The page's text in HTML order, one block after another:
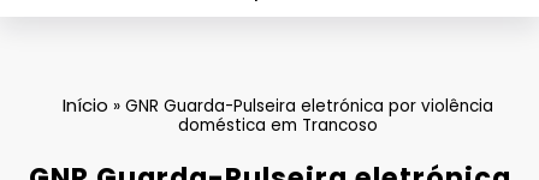
Início » GNR Guarda-Pulseira eletrónica por violência
doméstica em Trancoso